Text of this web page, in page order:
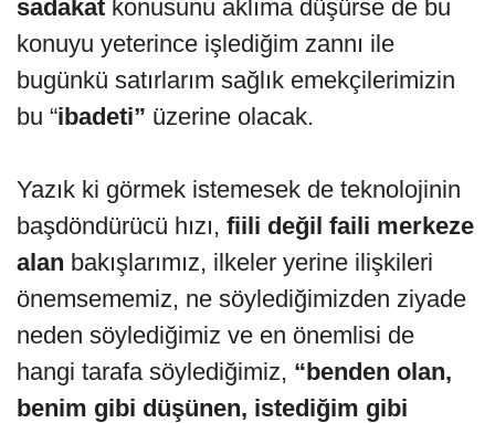
sadakat konusunu aklıma düşürse de bu
konuyu yeterince işlediğim zannı ile
bugünkü satırlarım sağlık emekçilerimizin
bu “ibadeti” üzerine olacak.
Yazık ki görmek istemesek de teknolojinin
başdöndürücü hızı, fiili değil faili merkeze
alan bakışlarımız, ilkeler yerine ilişkileri
önemsememiz, ne söylediğimizden ziyade
neden söylediğimiz ve en önemlisi de
hangi tarafa söylediğimiz, “benden olan,
benim gibi düşünen, istediğim gibi